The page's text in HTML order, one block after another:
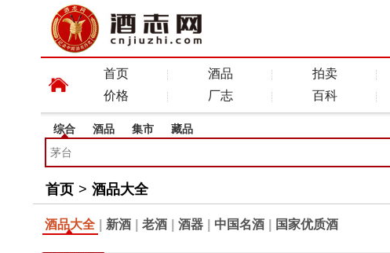
首页 酒品 拍卖
价格
厂志 百科
综合 酒品 集市 藏品
首页 > 酒品大全
酒品大全 新酒 老酒 酒器 中国名酒 国家优质酒